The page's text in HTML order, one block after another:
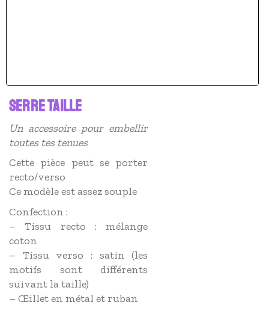
SERRE TAILLE
Un accessoire pour embellir
toutes tes tenues
Cette pièce peut se porter
recto/verso
Ce modèle est assez souple
Confection :
– Tissu recto : mélange
coton
– Tissu verso : satin (les
motifs sont différents
suivant la taille)
– Œillet en métal et ruban